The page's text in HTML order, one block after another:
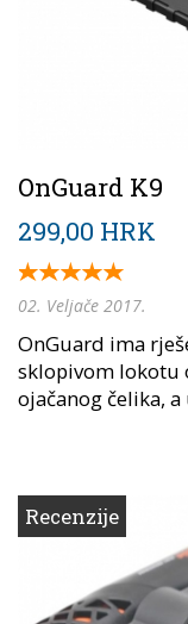
OnGuard K9
299,00 HRK
02. Veljače 2017.
OnGuard ima
sklopivom lokotu
ojačanog čelika,
Recenzije